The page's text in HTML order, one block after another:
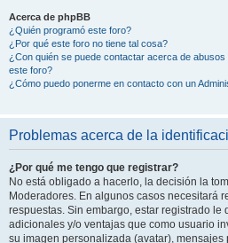
Acerca de phpBB
¿Quién programó este foro?
¿Por qué este foro no tiene tal cosa?
¿Con quién se puede contactar acerca de
este foro?
¿Cómo puedo ponerme en contacto con un
Problemas acerca de la
¿Por qué me tengo que registrar?
No está obligado a hacerlo, la decisión la
Moderadores. En algunos casos necesitará
respuestas. Sin embargo, estar registrado le
adicionales y/o ventajas que como usuario
su imagen personalizada (avatar),